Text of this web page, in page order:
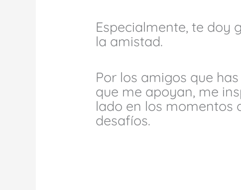
Especialmente, te doy
la amistad.
Por los amigos que
que me apoyan, me
lado en los momentos
desafíos.